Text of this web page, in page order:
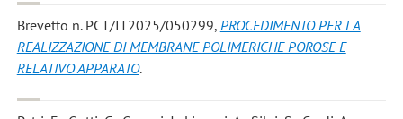
Brevetto n. PCT/IT2025/050299, PROCEDIMENTO PER LA
REALIZZAZIONE DI MEMBRANE POLIMERICHE POROSE E
RELATIVO APPARATO.